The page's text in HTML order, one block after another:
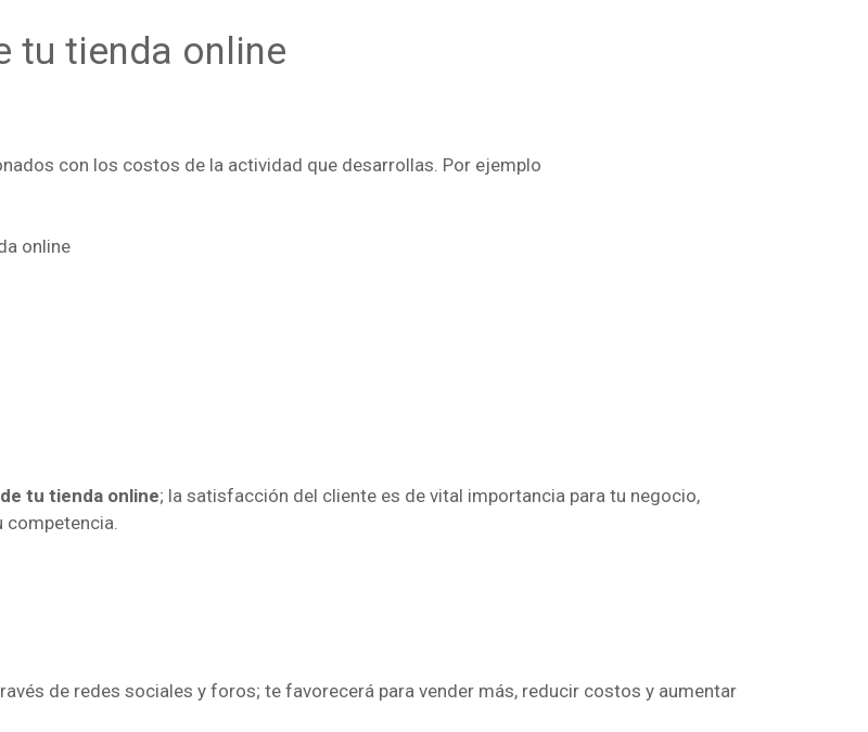
tu tienda online
con los costos de la actividad que desarrollas. Por ejemplo
online
tu tienda online; la satisfacción del cliente es de vital importancia para tu negocio,
competencia.
de redes sociales y foros; te favorecerá para vender más, reducir costos y aumentar